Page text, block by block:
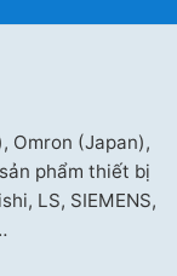
Omron (Japan),
phẩm thiết bị
LS, SIEMENS,